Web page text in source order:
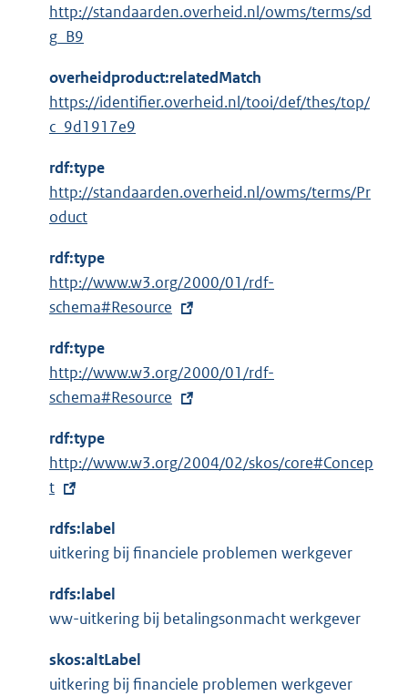
http://standaarden.overheid.nl/owms/terms/sd
g_B9
overheidproduct:relatedMatch
https://identifier.overheid.nl/tooi/def/thes/top/
c_9d1917e9
rdf:type
http://standaarden.overheid.nl/owms/terms/Pr
oduct
rdf:type
E
x
e
r
n
l
i
k
:
http://www.w3.org/2000/01/rdf-
schema#Resource
rdf:type
E
x
e
r
n
n
k
http://www.w3.org/2000/01/rdf-
schema#Resource
rdf:type
E
x
e
r
i
n
http://www.w3.org/2004/02/skos/core#Concep
t
rdfs:label
uitkering bij financiele problemen werkgever
rdfs:label
ww-uitkering bij betalingsonmacht werkgever
skos:altLabel
uitkering bij financiele problemen werkgever